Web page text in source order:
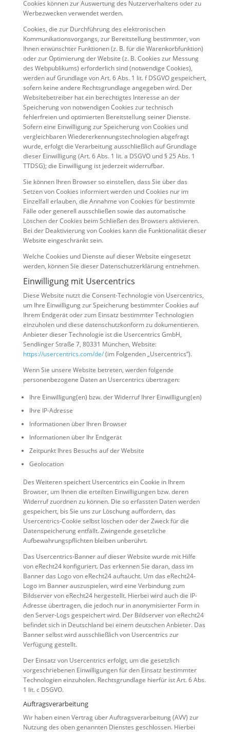
Cookies können zur Auswertung des Nutzerverhaltens oder zu
Werbezwecken verwendet werden.
Cookies, die zur Durchführung des elektronischen
Kommunikationsvorgangs, zur Bereitstellung bestimmter, von
Ihnen erwünschter Funktionen (z. B. für die Warenkorbfunktion)
oder zur Optimierung der Website (z. B. Cookies zur Messung
des Webpublikums) erforderlich sind (notwendige Cookies),
werden auf Grundlage von Art. 6 Abs. 1 lit. f DSGVO gespeichert,
sofern keine andere Rechtsgrundlage angegeben wird. Der
Websitebetreiber hat ein berechtigtes Interesse an der
Speicherung von notwendigen Cookies zur technisch
fehlerfreien und optimierten Bereitstellung seiner Dienste.
Sofern eine Einwilligung zur Speicherung von Cookies und
vergleichbaren Wiedererkennungstechnologien abgefragt
wurde, erfolgt die Verarbeitung ausschließlich auf Grundlage
dieser Einwilligung (Art. 6 Abs. 1 lit. a DSGVO und § 25 Abs. 1
TTDSG); die Einwilligung ist jederzeit widerrufbar.
Sie können Ihren Browser so einstellen, dass Sie über das
Setzen von Cookies informiert werden und Cookies nur im
Einzelfall erlauben, die Annahme von Cookies für bestimmte
Fälle oder generell ausschließen sowie das automatische
Löschen der Cookies beim Schließen des Browsers aktivieren.
Bei der Deaktivierung von Cookies kann die Funktionalität dieser
Website eingeschränkt sein.
Welche Cookies und Dienste auf dieser Website eingesetzt
werden, können Sie dieser Datenschutzerklärung entnehmen.
Einwilligung mit Usercentrics
Diese Website nutzt die Consent-Technologie von Usercentrics,
um Ihre Einwilligung zur Speicherung bestimmter Cookies auf
Ihrem Endgerät oder zum Einsatz bestimmter Technologien
einzuholen und diese datenschutzkonform zu dokumentieren.
Anbieter dieser Technologie ist die Usercentrics GmbH,
Sendlinger Straße 7, 80331 München, Website:
https://usercentrics.com/de/(im Folgenden „Usercentrics“).
Wenn Sie unsere Website betreten, werden folgende
personenbezogene Daten an Usercentrics übertragen:
Ihre Einwilligung(en) bzw. der Widerruf Ihrer Einwilligung(en)
Ihre IP-Adresse
Informationen über Ihren Browser
Informationen über Ihr Endgerät
Zeitpunkt Ihres Besuchs auf der Website
Geolocation
Des Weiteren speichert Usercentrics ein Cookie in Ihrem
Browser, um Ihnen die erteilten Einwilligungen bzw. deren
Widerruf zuordnen zu können. Die so erfassten Daten werden
gespeichert, bis Sie uns zur Löschung auffordern, das
Usercentrics-Cookie selbst löschen oder der Zweck für die
Datenspeicherung entfällt. Zwingende gesetzliche
Aufbewahrungspflichten bleiben unberührt.
Das Usercentrics-Banner auf dieser Website wurde mit Hilfe
von eRecht24 konfiguriert. Das erkennen Sie daran, dass im
Banner das Logo von eRecht24 auftaucht. Um das eRecht24-
Logo im Banner auszuspielen, wird eine Verbindung zum
Bildserver von eRecht24 hergestellt. Hierbei wird auch die IP-
Adresse übertragen, die jedoch nur in anonymisierter Form in
den Server-Logs gespeichert wird. Der Bildserver von eRecht24
befindet sich in Deutschland bei einem deutschen Anbieter. Das
Banner selbst wird ausschließlich von Usercentrics zur
Verfügung gestellt.
Der Einsatz von Usercentrics erfolgt, um die gesetzlich
vorgeschriebenen Einwilligungen für den Einsatz bestimmter
Technologien einzuholen. Rechtsgrundlage hierfür ist Art. 6 Abs.
1 lit. c DSGVO.
Auftragsverarbeitung
Wir haben einen Vertrag über Auftragsverarbeitung (AVV) zur
Nutzung des oben genannten Dienstes geschlossen. Hierbei